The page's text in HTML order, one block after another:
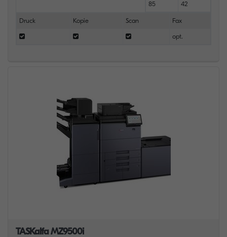
85 42
Druck Kopie Scan Fax
opt.
TASKalfa MZ9500i